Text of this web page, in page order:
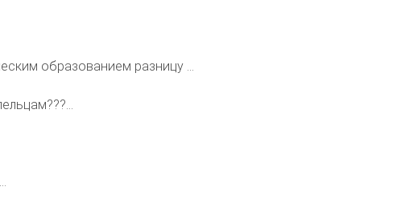
образованием разницу ...